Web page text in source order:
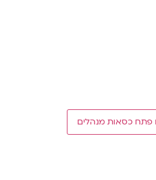
פתח כסאות מנהלים